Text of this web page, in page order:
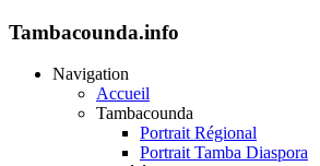
Tambacounda.info
Navigation
Accueil
Tambacounda
Portrait Régional
Portrait Tamba Diaspora